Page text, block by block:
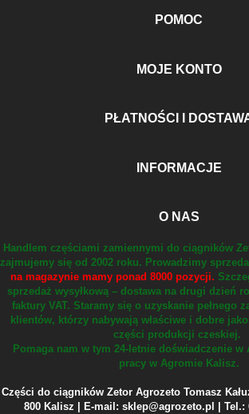
POMOC
MOJE KONTO
PŁATNOŚCI I
INFORMACJE
O NAS
Handlem częściami zamiennymi do ciągników
zajmujemy się od 2002 roku. Prowadzimy
na magazynie mamy ponad 8000 pozycji.
sprzedaż wysyłkową – dostawa na drugi dzień
faktury VAT. Staramy się o uzyskanie pełnego
klientów, którzy nabywają właściwe i dobre
części produkcji czeskiej.
Pomaga nam w tym 24-letnie doświadczenie w
pracy w Agromie Kalisz.
Części do ciągników Zetor Agrozeto Tomasz
800 Kalisz | E-mail: sklep@agrozeto.pl | Tel.: